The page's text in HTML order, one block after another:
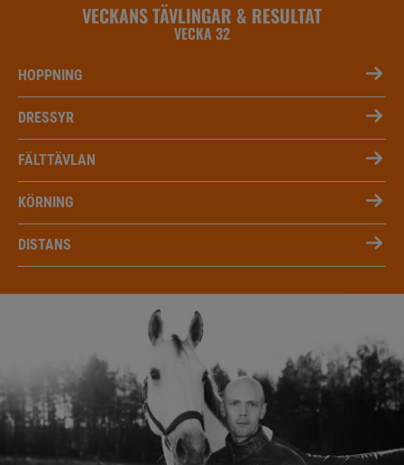
VECKANS TÄVLINGAR & RESULTAT
VECKA 32
HOPPNING
DRESSYR
FÄLTTÄVLAN
KÖRNING
DISTANS